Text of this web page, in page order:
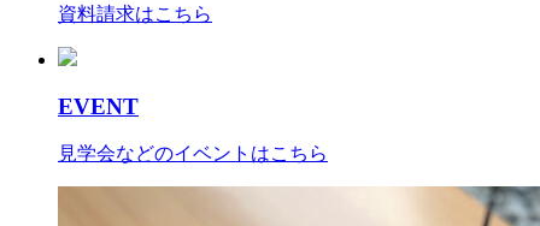
資料請求はこちら
EVENT
見学会などのイベントはこちら